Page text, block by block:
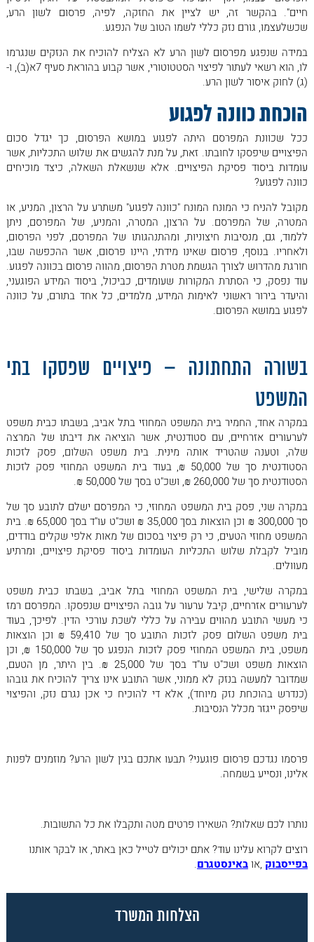
חיים". בהקשר זה, יש לציין את החזקה, לפיה, פרסום לשון הרע,
שכשלעצמו, גורם נזק כללי לשמו הטוב של הנפגע.
במידה שנפגע מפרסום לשון הרע לא הצליח להוכיח את הנזקים שנגרמו
לו, הוא רשאי לעתור לפיצוי הסטטוטורי, אשר קבוע בהוראת סעיף 7א(ב), ו-
(ג) לחוק איסור לשון הרע.
הוכחת כוונה לפגוע
ככל שכוונת המפרסם היתה לפגוע במושא הפרסום, כך יגדל סכום
הפיצויים שיפסקו לחובתו. זאת, על מנת להגשים את שלוש התכליות, אשר
עומדות ביסוד פסיקת הפיצויים. אלא שנשאלת השאלה, כיצד מוכיחים
כוונה לפגוע?
מקובל להניח כי המונח המונח "כוונה לפגוע" משתרע על הרצון, המניע, או
המטרה, של המפרסם. על הרצון, המטרה, והמניע, של המפרסם, ניתן
ללמוד, גם, מנסיבות חיצוניות, ומהתנהגותו של המפרסם, לפני הפרסום,
ולאחריו. בנוסף, פרסום שאינו מידתי, היינו פרסום, אשר ההכפשה שבו,
חורגת מהדרוש לצורך הגשמת מטרת הפרסום, מהווה פרסום בכוונה לפגוע.
עוד נפסק, כי הסתרת המקורות שעומדים, כביכול, ביסוד המידע הפוגעני,
והיעדר בירור ראשוני לאימות המידע, מלמדים, כל אחד בתורם, על כוונה
לפגוע במושא הפרסום.
בשורה התחתונה – פיצויים שפסקו בתי
המשפט
במקרה אחד, החמיר בית המשפט המחוזי בתל אביב, בשבתו כבית משפט
לערעורים אזרחיים, עם סטודנטית, אשר הוציאה את דיבתו של המרצה
שלה, וטענה שהטריד אותה מינית. בית משפט השלום, פסק לזכות
הסטודנטית סך של 50,000 ₪, בעוד בית המשפט המחוזי פסק לזכות
הסטודנטית סך של 260,000 ₪, ושכ"ט בסך של 50,000 ₪.
במקרה שני, פסק בית המשפט המחוזי, כי המפרסם ישלם לתובע סך של
סך 300,000 ₪ וכן הוצאות בסך 35,000 ₪ ושכ"ט עו"ד בסך 65,000 ₪. בית
המשפט מחוזי הטעים, כי רק פיצוי בסכום של מאות אלפי שקלים בודדים,
מוביל לקבלת שלוש התכליות העומדות ביסוד פסיקת פיצויים, ומרתיע
מעוולים.
במקרה שלישי, בית המשפט המחוזי בתל אביב, בשבתו כבית משפט
לערעורים אזרחיים, קיבל ערעור על גובה הפיצויים שנפסקו. המפרסם רמז
כי מעשי התובע מהווים עבירה על כללי לשכת עורכי הדין. לפיכך, בעוד
בית משפט השלום פסק לזכות התובע סך של 59,410 ₪ וכן הוצאות
משפט, בית המשפט המחוזי פסק לזכות הנפגע סך של 150,000 ₪, וכן
הוצאות משפט ושכ"ט עו"ד בסך של 25,000 ₪. בין היתר, מן הטעם,
שמדובר למעשה בנזק לא ממוני, אשר התובע אינו צריך להוכיח את גובהו
(כנדרש בהוכחת נזק מיוחד), אלא די להוכיח כי אכן נגרם נזק, והפיצוי
שיפסק ייגזר מכלל הנסיבות.
פרסמו נגדכם פרסום פוגעני? תבעו אתכם בגין לשון הרע? מוזמנים לפנות
אלינו, ונסייע בשמחה.
נותרו לכם שאלות? השאירו פרטים מטה ותקבלו את כל התשובות.
רוצים לקרוא עלינו עוד? אתם יכולים לטייל כאן באתר, או לבקר אותנו
בפייסבוק ,אובאינסטגרם.
הצלחות המשרד